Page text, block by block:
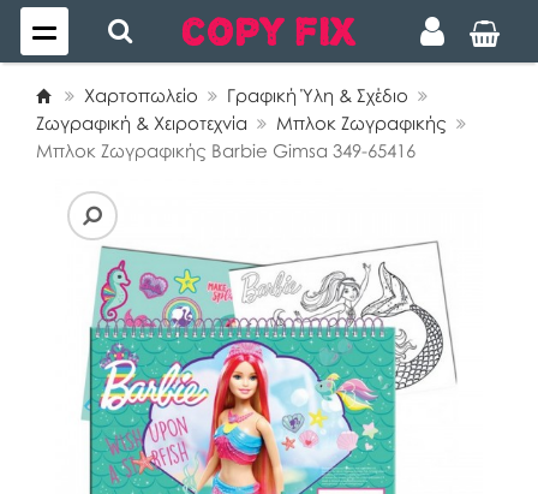
Χαρτοπωλείο
Γραφική Ύλη & Σχέδιο
Ζωγραφική & Χειροτεχνία
Μπλοκ Ζωγραφικής
Μπλοκ Ζωγραφικής Barbie Gimsa 349-65416